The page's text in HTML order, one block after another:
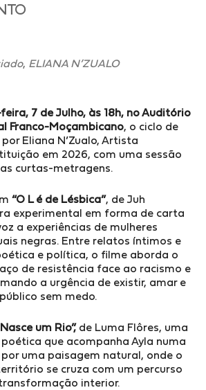
, ELIANA N’ZUALO
7 de Julho, às 18h, no Auditório
Franco-Moçambicano, o ciclo de
Eliana N’Zualo, Artista
em 2026, com uma sessão
curtas-metragens.
“O L é de Lésbica”, de Juh
experimental em forma de carta
a experiências de mulheres
negras. Entre relatos íntimos e
e política, o filme aborda o
de resistência face ao racismo e
a urgência de existir, amar e
sem medo.
um Rio”,de Luma Flôres, uma
que acompanha Ayla numa
uma paisagem natural, onde o
se cruza com um percurso
interior.